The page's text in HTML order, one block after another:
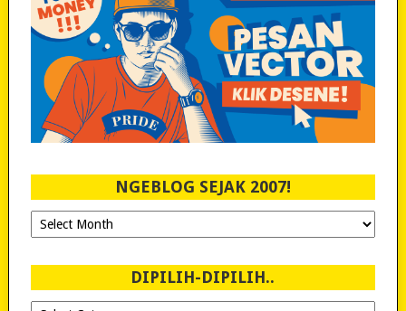
NGEBLOG SEJAK 2007!
Ngeblog
Sejak
DIPILIH-DIPILIH..